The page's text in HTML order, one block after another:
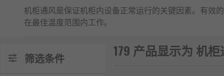
机柜通风是保证机柜内设备正常运行的关键因素。有效
在最佳温度范围内工作。
筛选条件 179 产品显示为 机